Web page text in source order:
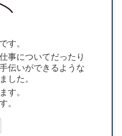
す。
事についてだったり
伝いができるような
した。
す。
。